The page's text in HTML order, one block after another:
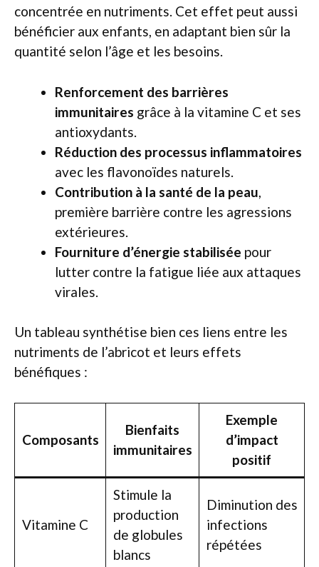
concentrée en nutriments. Cet effet peut aussi
bénéficier aux enfants, en adaptant bien sûr la
quantité selon l’âge et les besoins.
Renforcement des barrières
immunitaires grâce à la vitamine C et ses
antioxydants.
Réduction des processus inflammatoires
avec les flavonoïdes naturels.
Contribution à la santé de la peau
première barrière contre les agressions
extérieures.
Fourniture d’énergie stabilisée pour
lutter contre la fatigue liée aux attaques
virales.
Un tableau synthétise bien ces liens entre les
nutriments de l’abricot et leurs effets
bénéfiques :
Composants
Bienfaits
immunitaires
Exemple
d’impact
positif
Vitamine C
Stimule la
production
de globules
blancs
Diminution des
infections
répétées